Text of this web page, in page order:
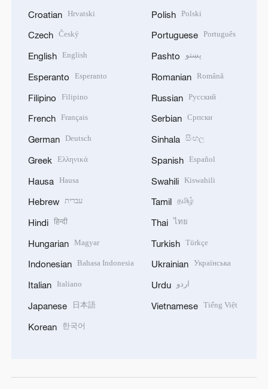
Croatian Hrvatski
Czech Český
English English
Esperanto Esperanto
Filipino Filipino
French Français
German Deutsch
Greek Ελληνικά
Hausa Hausa
Hebrew עברית
Hindi हिन्दी
Hungarian Magyar
Indonesian Bahasa Indonesia
Italian Italiano
Japanese 日本語
Korean 한국어
Polish Polski
Portuguese Português
Pashto پښتو
Romanian Română
Russian Русский
Serbian Српски
Sinhala සිංහල
Spanish Español
Swahili Kiswahili
Tamil தமிழ்
Thai ไทย
Turkish Türkçe
Ukrainian Українська
Urdu اردو
Vietnamese Tiếng Việt